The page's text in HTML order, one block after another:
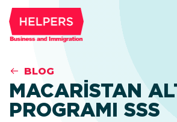
BLOG
MACARISTAN
PROGRAMI SSS